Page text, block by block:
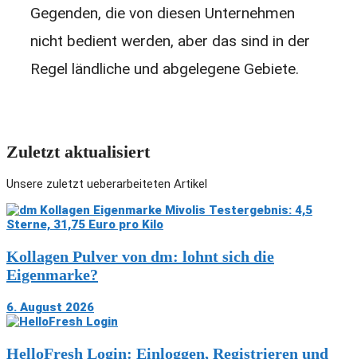
Gegenden, die von diesen Unternehmen
nicht bedient werden, aber das sind in der
Regel ländliche und abgelegene Gebiete.
Zuletzt aktualisiert
Unsere zuletzt ueberarbeiteten Artikel
Kollagen Pulver von dm: lohnt sich die
Eigenmarke?
6. August 2026
HelloFresh Login: Einloggen, Registrieren und